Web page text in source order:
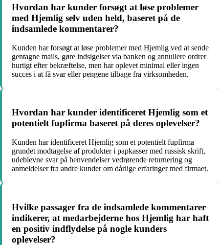
Hvordan har kunder forsøgt at løse problemer
med Hjemlig selv uden held, baseret på de
indsamlede kommentarer?
Kunden har forsøgt at løse problemer med Hjemlig ved at sende
gentagne mails, gøre indsigelser via banken og annullere ordrer
hurtigt efter bekræftelse, men har oplevet minimal eller ingen
succes i at få svar eller pengene tilbage fra virksomheden.
Hvordan har kunder identificeret Hjemlig som et
potentielt fupfirma baseret på deres oplevelser?
Kunden har identificeret Hjemlig som et potentielt fupfirma
grundet modtagelse af produkter i papkasser med russisk skrift,
udeblevne svar på henvendelser vedrørende returnering og
anmeldelser fra andre kunder om dårlige erfaringer med firmaet.
Hvilke passager fra de indsamlede kommentarer
indikerer, at medarbejderne hos Hjemlig har haft
en positiv indflydelse på nogle kunders
oplevelser?